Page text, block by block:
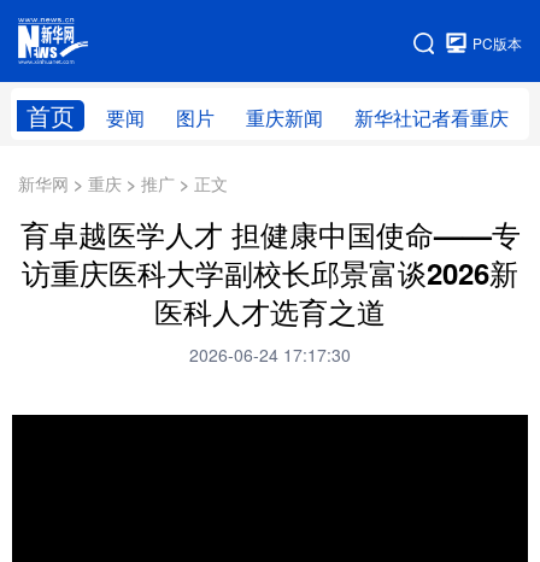
PC版本
首页 要闻 图片 重庆新闻 新华社记者看重庆
网站地图
新华网 > 重庆 > 推广 > 正文
育卓越医学人才 担健康中国使命——专
访重庆医科大学副校长邱景富谈2026新
医科人才选育之道
2026-06-24 17:17:30